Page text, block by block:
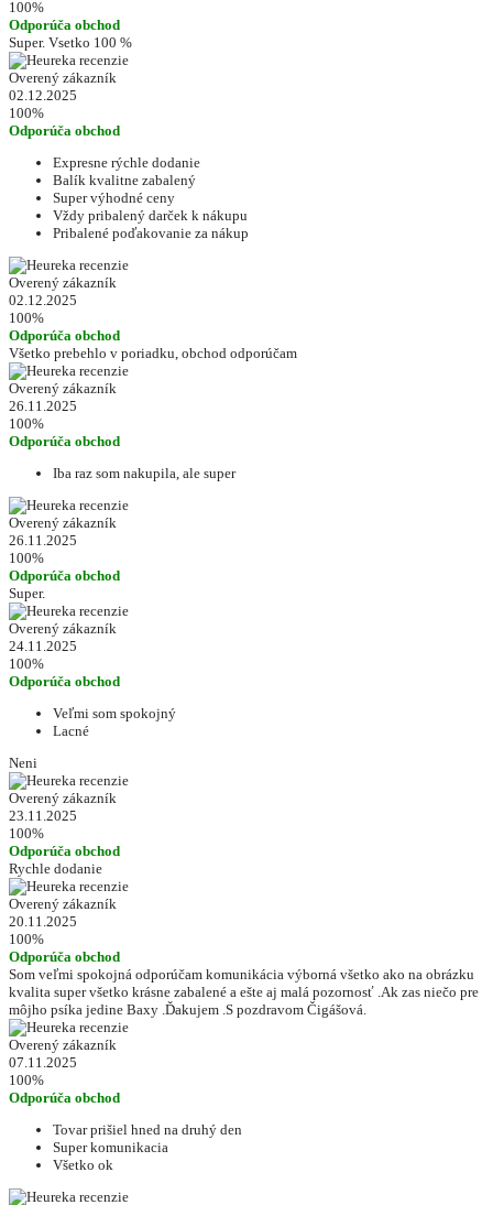
100%
Odporúča obchod
Super. Vsetko 100 %
Overený zákazník
02.12.2025
100%
Odporúča obchod
Expresne rýchle dodanie
Balík kvalitne zabalený
Super výhodné ceny
Vždy pribalený darček k nákupu
Pribalené poďakovanie za nákup
Overený zákazník
02.12.2025
100%
Odporúča obchod
Všetko prebehlo v poriadku, obchod odporúčam
Overený zákazník
26.11.2025
100%
Odporúča obchod
Iba raz som nakupila, ale super
Overený zákazník
26.11.2025
100%
Odporúča obchod
Super.
Overený zákazník
24.11.2025
100%
Odporúča obchod
Veľmi som spokojný
Lacné
Neni
Overený zákazník
23.11.2025
100%
Odporúča obchod
Rychle dodanie
Overený zákazník
20.11.2025
100%
Odporúča obchod
Som veľmi spokojná odporúčam komunikácia výborná všetko ako na obrázku
kvalita super všetko krásne zabalené a ešte aj malá pozornosť .Ak zas niečo pre
môjho psíka jedine Baxy .Ďakujem .S pozdravom Čigášová.
Overený zákazník
07.11.2025
100%
Odporúča obchod
Tovar prišiel hned na druhý den
Super komunikacia
Všetko ok